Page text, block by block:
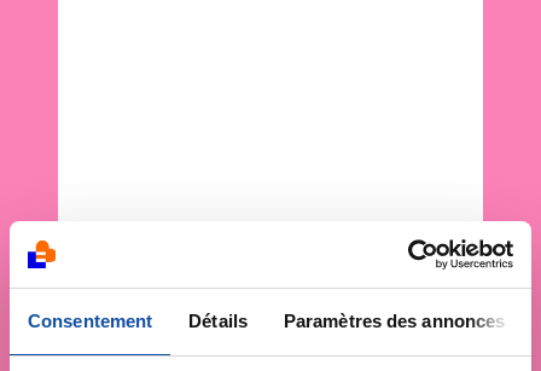
Consentement Détails Paramètres des annonces